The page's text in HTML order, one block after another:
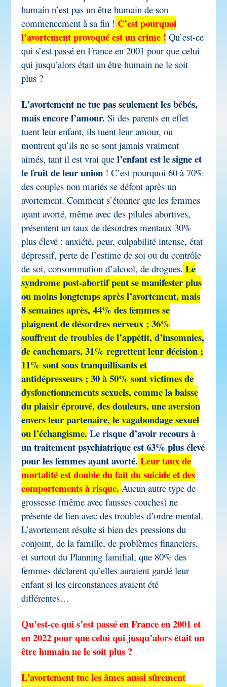
humain n’est pas un être humain de son
commencement à sa fin ! C’est pourquoi
l’avortement provoqué est un crime ! Qu’est-ce
qui s’est passé en France en 2001 pour que celui
qui jusqu’alors était un être humain ne le soit
plus ?
L’avortement ne tue pas seulement les bébés,
mais encore l’amour. Si des parents en effet
tuent leur enfant, ils tuent leur amour, ou
montrent qu’ils ne se sont jamais vraiment
aimés, tant il est vrai quel’enfant est le signe et
le fruit de leur union ! C’est pourquoi 60 à 70%
des couples non mariés se défont après un
avortement. Comment s’étonner que les femmes
ayant avorté, même avec des pilules abortives,
présentent un taux de désordres mentaux 30%
plus élevé : anxiété, peur, culpabilité intense, état
dépressif, perte de l’estime de soi ou du contrôle
de soi, consommation d’alcool, de drogues. Le
syndrome post-abortif peut se manifester plus
ou moins longtemps après l’avortement, mais
8 semaines après, 44% des femmes se
plaignent de désordres nerveux ; 36%
souffrent de troubles de l’appétit, d’insomnies,
de cauchemars, 31% regrettent leur décision ;
11% sont sous tranquillisants et
antidépresseurs ; 30 à 50% sont victimes de
dysfonctionnements sexuels, comme la baisse
du plaisir éprouvé, des douleurs, une aversion
envers leur partenaire, le vagabondage sexuel
ou l’échangisme. Le risque d’avoir recours à
un traitement psychiatrique est 63% plus élevé
pour les femmes ayant avorté. Leur taux de
mortalité est double du fait du suicide et des
comportements à risque. Aucun autre type de
grossesse (même avec fausses couches) ne
présente de lien avec des troubles d’ordre mental.
L’avortement résulte si bien des pressions du
conjoint, de la famille, de problèmes financiers,
et surtout du Planning familial, que 80% des
femmes déclarent qu’elles auraient gardé leur
enfant si les circonstances avaient été
différentes…
Qu’est-ce qui s’est passé en France en 2001 et
en 2022 pour que celui qui jusqu’alors était un
être humain ne le soit plus ?
L’avortement tue les âmes aussi sûrement